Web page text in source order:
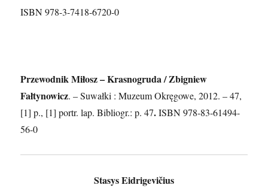
ISBN 978-3-7418-6720-0
Przewodnik Miłosz – Krasnogruda / Zbigniew
Fałtynowicz. – Suwałki : Muzeum Okręgowe, 2012. – 47,
[1] p., [1] portr. lap. Bibliogr.: p. 47.ISBN 978-83-61494-
56-0
Stasys Eidrigevičius